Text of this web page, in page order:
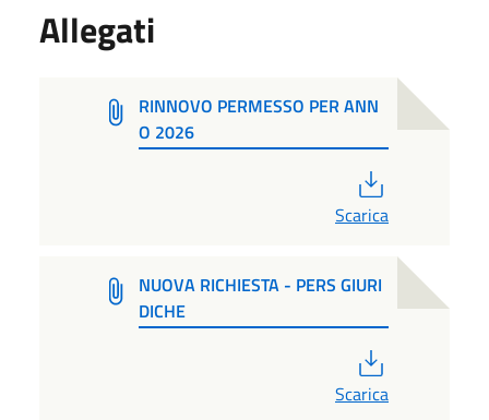
Allegati
RINNOVO PERMESSO PER ANN
O 2026
Scarica
NUOVA RICHIESTA - PERS GIURI
DICHE
Scarica